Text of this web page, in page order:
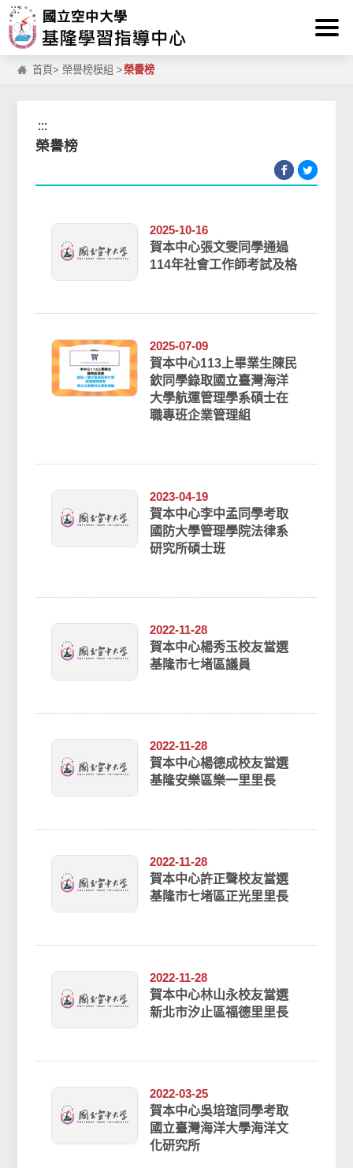
跳到主要內容區塊
:::
首頁> 榮譽榜模組 >榮譽榜
:::
榮譽榜
2025-10-16
賀本中心張文雯同學通過
114年社會工作師考試及格
2025-07-09
賀本中心113上畢業生陳民
欽同學錄取國立臺灣海洋
大學航運管理學系碩士在
職專班企業管理組
2023-04-19
賀本中心李中孟同學考取
國防大學管理學院法律系
研究所碩士班
2022-11-28
賀本中心楊秀玉校友當選
基隆市七堵區議員
2022-11-28
賀本中心楊德成校友當選
基隆安樂區樂一里里長
2022-11-28
賀本中心許正聲校友當選
基隆市七堵區正光里里長
2022-11-28
賀本中心林山永校友當選
新北市汐止區福德里里長
2022-03-25
賀本中心吳培瑄同學考取
國立臺灣海洋大學海洋文
化研究所